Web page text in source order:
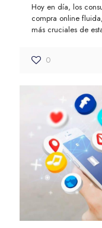
Hoy en día, los
compra online
más cruciales de
0